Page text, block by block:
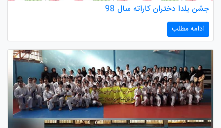
جشن یلدا دختران کاراته سال 98
ادامه مطلب